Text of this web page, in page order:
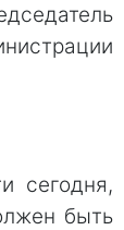
сегодня,
быть